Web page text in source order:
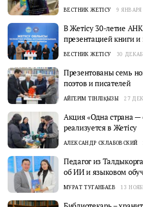
ВЕСТНИК ЖЕТІСУ 9 ЯНВАРЯ
В Жетісу 30-летие
презентацией книги
ВЕСТНИК ЖЕТІСУ 30
Презентованы семь
поэтов и писателей
АЙГЕРІМ ТІНӘЛІҚЫЗЫ 27
Акция «Одна страна —
реализуется в Жетісу
АЛЕКСАНДР СКЛАБОВСКИЙ
Педагог из
об ИИ и языковом
МУРАТ ТУГАНБАЕВ 13